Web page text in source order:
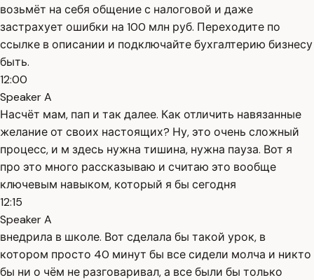
возьмёт на себя общение с налоговой и даже
застрахует ошибки на 100 млн руб. Переходите по
ссылке в описании и подключайте бухгалтерию бизнесу
быть.
12:00
Speaker A
Насчёт мам, пап и так далее. Как отличить навязанные
желание от своих настоящих? Ну, это очень сложный
процесс, и м здесь нужна тишина, нужна пауза. Вот я
про это много рассказываю и считаю это вообще
ключевым навыком, который я бы сегодня
12:15
Speaker A
внедрила в школе. Вот сделала бы такой урок, в
котором просто 40 минут бы все сидели молча и никто
бы ни о чём не разговаривал, а все были бы только